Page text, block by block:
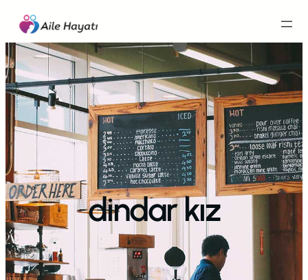
İçeriğe
geç
dindar kız